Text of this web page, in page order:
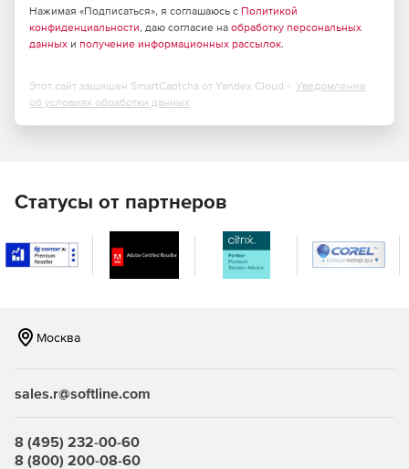
Нажимая «Подписаться», я соглашаюсь с Политикой
конфиденциальности, даю согласие на обработку персональных
данных и получение информационных рассылок.
Этот сайт защищен SmartCaptcha от Yandex Cloud - Уведомление
об условиях обработки данных
Статусы от партнеров
Москва
sales.r@softline.com
8 (495) 232-00-60
8 (800) 200-08-60